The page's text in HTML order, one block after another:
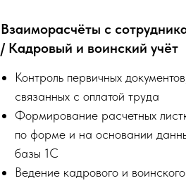
Взаиморасчёты с
/ Кадровый и воинский учёт
Контроль первичных документов,
связанных с оплатой труда
Формирование расчетных
по форме и на основании
базы 1С
Ведение кадрового и воинского